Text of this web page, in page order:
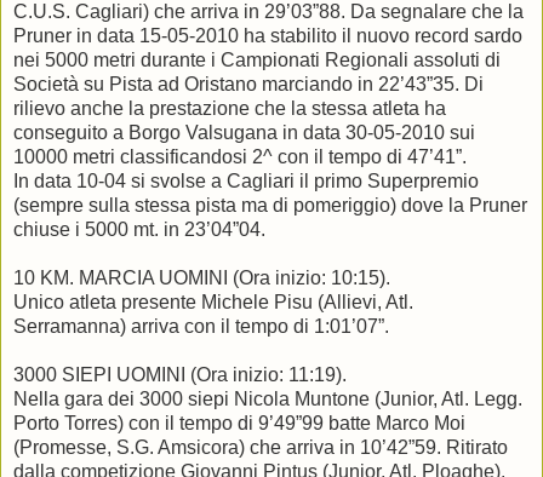
C.U.S. Cagliari) che arriva in 29’03”88. Da segnalare che la
Pruner in data 15-05-2010 ha stabilito il nuovo record sardo
nei 5000 metri durante i Campionati Regionali assoluti di
Società su Pista ad Oristano marciando in 22’43”35. Di
rilievo anche la prestazione che la stessa atleta ha
conseguito a Borgo Valsugana in data 30-05-2010 sui
10000 metri classificandosi 2^ con il tempo di 47’41”.
In data 10-04 si svolse a Cagliari il primo Superpremio
(sempre sulla stessa pista ma di pomeriggio) dove la Pruner
chiuse i 5000 mt. in 23’04”04.
10 KM. MARCIA UOMINI (Ora inizio: 10:15).
Unico atleta presente Michele Pisu (Allievi, Atl.
Serramanna) arriva con il tempo di 1:01’07”.
3000 SIEPI UOMINI (Ora inizio: 11:19).
Nella gara dei 3000 siepi Nicola Muntone (Junior, Atl. Legg.
Porto Torres) con il tempo di 9’49”99 batte Marco Moi
(Promesse, S.G. Amsicora) che arriva in 10’42”59. Ritirato
dalla competizione Giovanni Pintus (Junior, Atl. Ploaghe).